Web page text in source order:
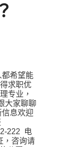
都希望能
求职优
专业，
大家聊聊
息欢迎
222 电
，咨询请